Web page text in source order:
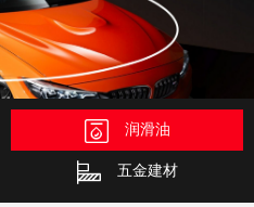
润滑油
五金建材